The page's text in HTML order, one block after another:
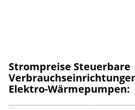
Strompreise Steuerbare
Elektro-Wärmepumpen: